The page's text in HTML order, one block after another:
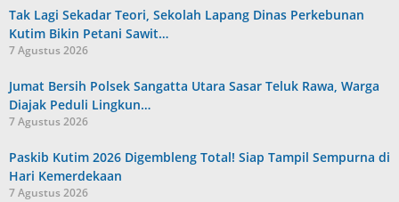
Tak Lagi Sekadar Teori, Sekolah Lapang Dinas Perkebunan
Kutim Bikin Petani Sawit…
7 Agustus 2026
Jumat Bersih Polsek Sangatta Utara Sasar Teluk Rawa, Warga
Diajak Peduli Lingkun…
7 Agustus 2026
Paskib Kutim 2026 Digembleng Total! Siap Tampil Sempurna di
Hari Kemerdekaan
7 Agustus 2026